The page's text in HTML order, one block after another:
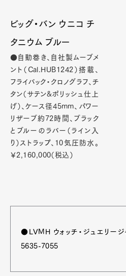
ビッグ・バン ウニコ チ
タニウム ブルー
●自動巻き、自社製ムーブメ
ント（Cal.HUB1242）搭載、
フライバック・クロノグラフ、チ
タン（サテン&ポリッシュ仕上
げ）、ケース径45mm、パワー
リザーブ約72時間、ブラック
とブルーのラバー（ライン入
り）ストラップ、10気圧防水。
￥2,160,000（税込）
●LVMH ウォッチ・ジュエリー
5635-7055